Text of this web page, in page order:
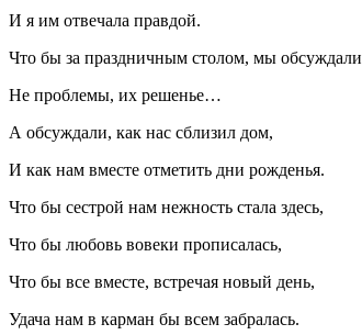
И я им отвечала правдой.
Что бы за праздничным столом, мы обсуждали
Не проблемы, их решенье…
А обсуждали, как нас сблизил дом,
И как нам вместе отметить дни рожденья.
Что бы сестрой нам нежность стала здесь,
Что бы любовь вовеки прописалась,
Что бы все вместе, встречая новый день,
Удача нам в карман бы всем забралась.